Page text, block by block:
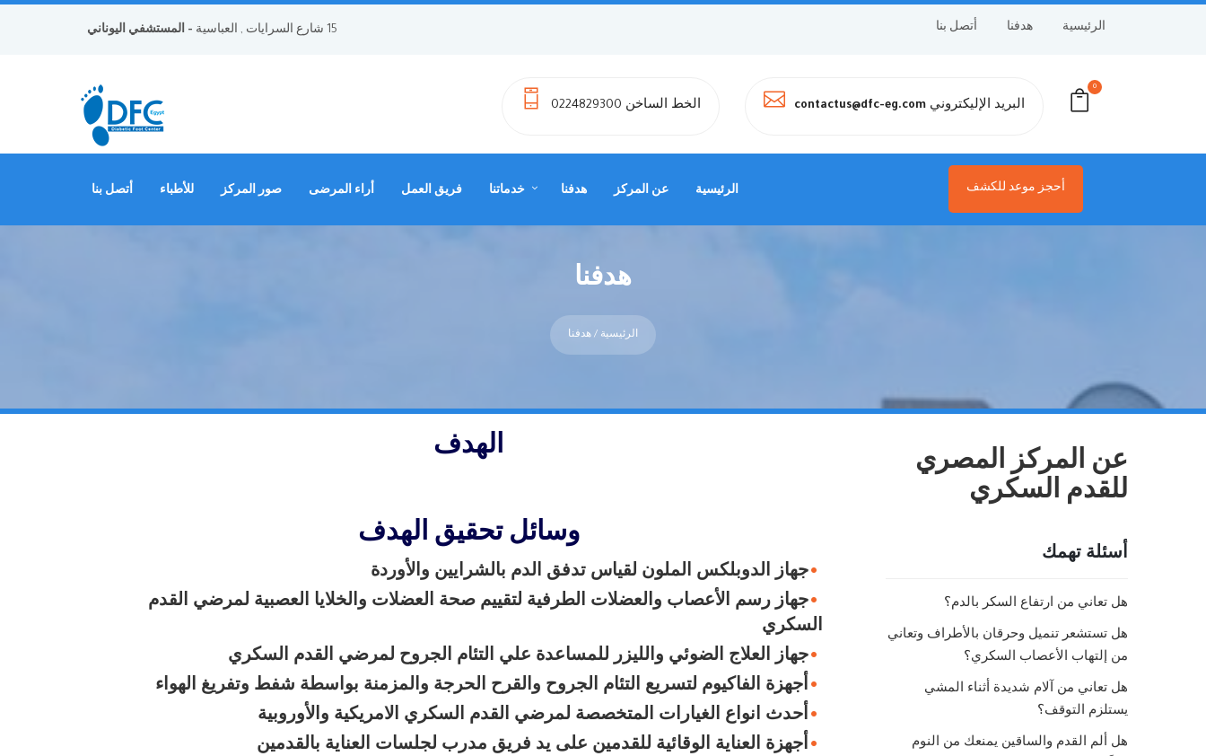
15 شارع السرايات , العباسية - المستشفي اليوناني الرئيسية هدفنا أتصل بنا
0
البريد الإليكتروني contactus@dfc-eg.com الخط الساخن 0224829300
الرئيسية عن المركز هدفنا خدماتنا فريق العمل أراء المرضى صور المركز للأطباء أتصل بنا أحجز موعد للكشف
هدفنا
الرئيسية / هدفنا
الهدف
وسائل تحقيق الهدف
جهاز الدوبلكس الملون لقياس تدفق الدم بالشرايين والأوردة
جهاز رسم الأعصاب والعضلات الطرفية لتقييم صحة العضلات والخلايا العصبية لمرضي القدم
السكري
جهاز العلاج الضوئي والليزر للمساعدة علي التئام الجروح لمرضي القدم السكري
أجهزة الفاكيوم لتسريع التئام الجروح والقرح الحرجة والمزمنة بواسطة شفط وتفريغ الهواء
أحدث انواع الغيارات المتخصصة لمرضي القدم السكري الامريكية والأوروبية
أجهزة العناية الوقائية للقدمين على يد فريق مدرب لجلسات العناية بالقدمين
عن المركز المصري
للقدم السكري
أسئلة تهمك
هل تعاني من ارتفاع السكر بالدم؟
هل تستشعر تنميل وحرقان بالأطراف وتعاني
من إلتهاب الأعصاب السكري؟
هل تعاني من آلام شديدة أثناء المشي
يستلزم التوقف؟
هل ألم القدم والساقين يمنعك من النوم